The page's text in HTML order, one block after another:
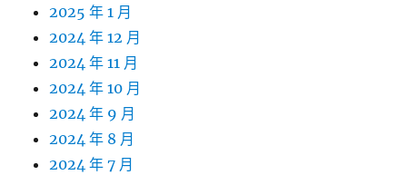
2025 年 1 月
2024 年 12 月
2024 年 11 月
2024 年 10 月
2024 年 9 月
2024 年 8 月
2024 年 7 月